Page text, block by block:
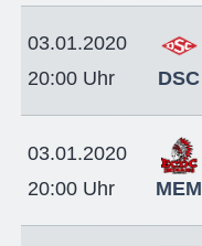
03.01.2020
20:00 Uhr
DSC
03.01.2020
20:00 Uhr
MEM